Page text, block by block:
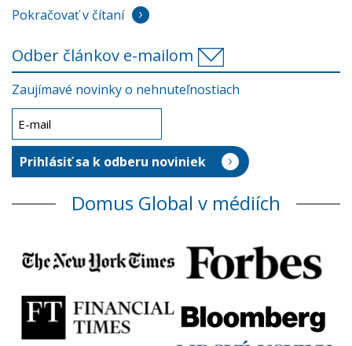
Pokračovať v čítaní
Odber článkov e-mailom
Zaujímavé novinky o nehnuteľnostiach
Domus Global v médiích